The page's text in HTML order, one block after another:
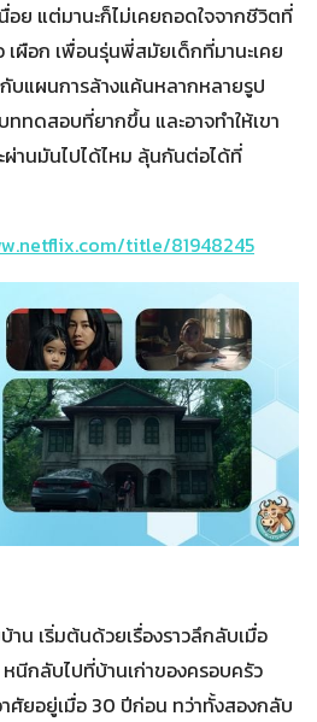
อย แต่มานะก็ไม่เคยถอดใจจากชีวิตที่
ผือก เพื่อนรุ่นพี่สมัยเด็กที่มานะเคย
บแผนการล้างแค้นหลากหลายรูป
ทดสอบที่ยากขึ้น และอาจทำให้เขา
านมันไปได้ไหม ลุ้นกันต่อได้ที่
title/81948245
น เริ่มต้นด้วยเรื่องราวลึกลับเมื่อ
นีกลับไปที่บ้านเก่าของครอบครัว
ศัยอยู่เมื่อ 30 ปีก่อน ทว่าทั้งสองกลับ